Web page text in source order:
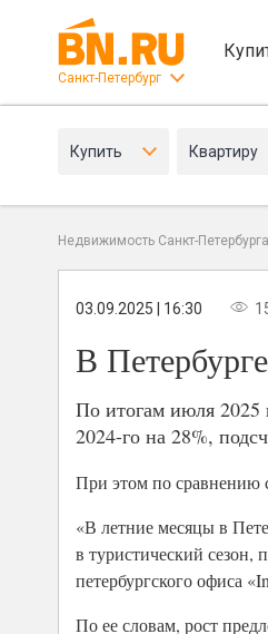
Санкт-Петербург
Купить Квартиру
Недвижимость Санкт-Петербурга
03.09.2025 | 16:30
В
По итогам июля 2025
2024-го на 28%,
При этом по сравнению
«В летние месяцы в
в туристический сезон,
петербургского офиса
По ее словам, рост